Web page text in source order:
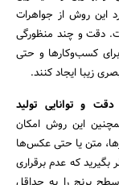
این روش از جواهرات
دقت و چند منظورگی
کسب‌وکارها و حتی
زیبا ایجاد کنند.
و توانایی تولید
این روش امکان
متن یا حتی عکس‌ها
که عدم برقراری